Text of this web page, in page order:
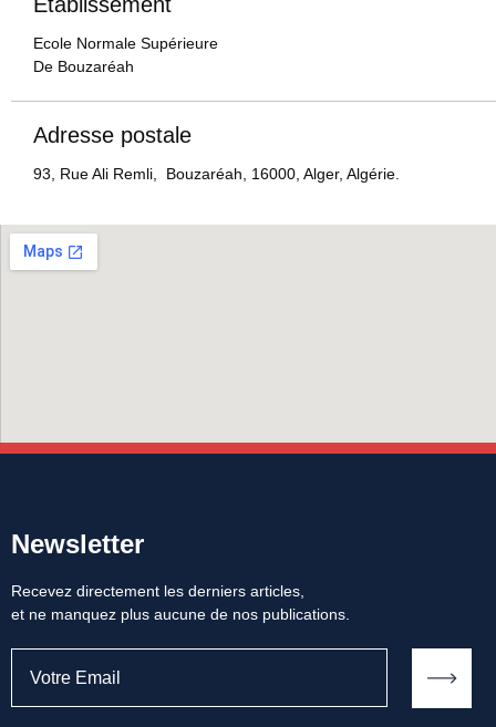
Ecole Normale Supérieure
De Bouzaréah
Adresse postale
93, Rue Ali Remli, Bouzaréah, 16000, Alger, Algérie.
Newsletter
Recevez directement les derniers articles,
et ne manquez plus aucune de nos publications.